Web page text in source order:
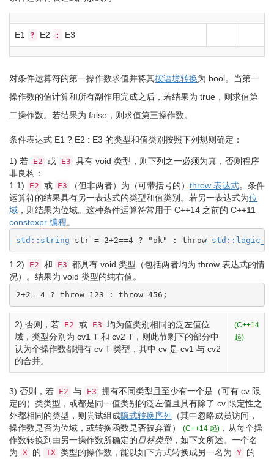
E1 ? E2 : E3
对条件运算符的第一操作数求值并将其按语境转换为 bool。当第一
操作数的值计算和所有副作用完成之后，若结果为 true ，则求值第
二操作数。若结果为 false ，则求值第三操作数。
条件表达式 E1 ? E2 : E3 的类型和值类别按照下列规则确定：
1) 若 E2 或 E3 具有 void 类型，则下列之一必须为真，否则程序
非良构：
1.1)
E2 或 E3 （但非两者）为（可带括号的） throw 表达式。条件
运算符的结果具有另一表达式的类型和值类别。若另一表达式为位
域 ，则结果为位域。这种条件运算符常用于 C++14 之前的 C++11
constexpr 编程。
std:: string str = 2+2==4 ? "ok" : throw std::
1.2) E2 和 E3 都具有 void 类型（包括两者均为 throw 表达式的情
况）。结果为 void 类型的纯右值。
2+2==4 ? throw 123 : throw 456 ;
2) 否则，若 E2 或 E3 均为值类别相同的泛左值位
域，类型分别为 cv1 T 和 cv2 T，则此节剩下的部分中
认为个操作数都拥有 cv T 类型，其中 cv 是 cv1 与 cv2
的合并。
(C++14
起)
3) 否则，若 E2 与 E3 拥有不同类型且至少有一个是（可有 cv 限
定的）类类型，或都是同一值类别的泛左值且具有除了 cv 限定性之
外都相同的类型，则尝试组成隐式转换序列
（其中忽略成员访问，
操作数是否为位域，或转换函数是否被弃置）
(C++14 起) ，从每个操
作数转换到由另一操作数所确定的目标类型，如下文所述。一个名
为 X 的 TX 类型的操作数，能以如下方式转换成另一名为 Y 的